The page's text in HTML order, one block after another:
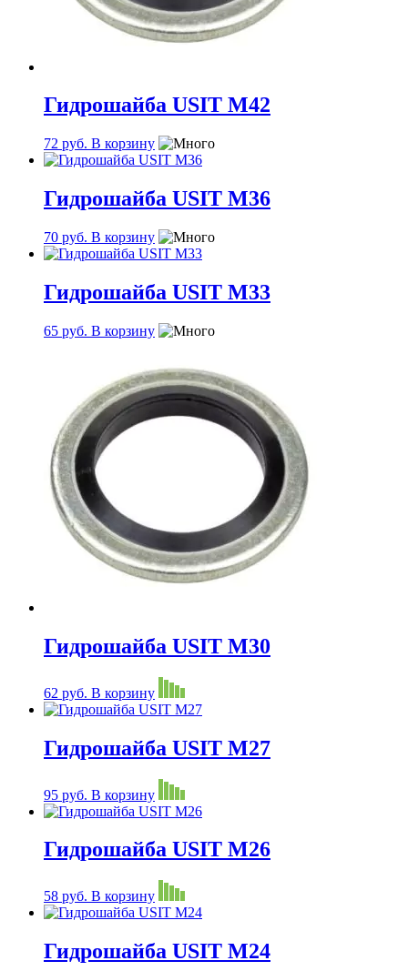
Гидрошайба USIT М42
72 руб. В корзину
Гидрошайба USIT М36
70 руб. В корзину
Гидрошайба USIT М33
65 руб. В корзину
Гидрошайба USIT М30
62 руб. В корзину
Гидрошайба USIT М27
95 руб. В корзину
Гидрошайба USIT М26
58 руб. В корзину
Гидрошайба USIT М24